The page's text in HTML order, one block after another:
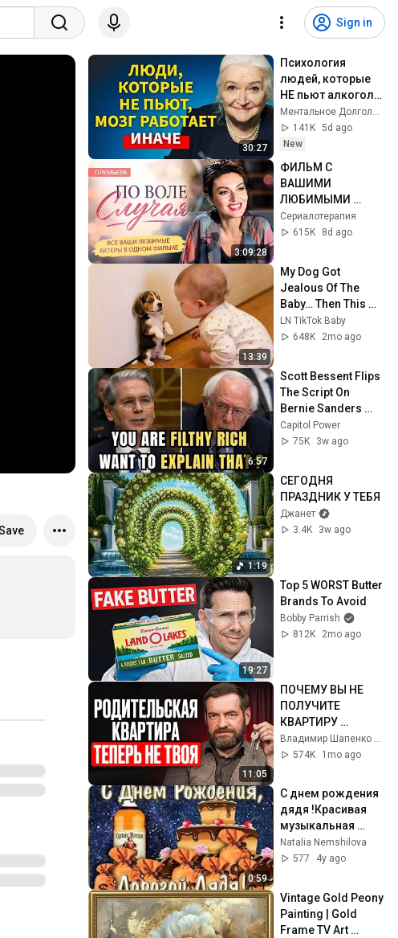
Sign in
30:27
Психология
людей, которые
НЕ пьют алкоголь
(согласно
нейронауке) |
Татьяна
Ментальное Долголетие and 2 more
141K 5d ago
New
3:09:28
ФИЛЬМ С
ВАШИМИ
ЛЮБИМЫМИ
АКТЕРАМИ❤️ |
ЗАХВАТЫВАЮЩАЯ
Сериалотерапия
615K
8d ago
13:39
My Dog Got
Jealous Of The
Baby… Then This
Happened 😂🐶
LN TikTok Baby
648K
2mo ago
6:57
Scott Bessent Flips
The Script On
Bernie Sanders
With One Biden
Question
Capitol Power
75K
3w ago
1:19
СЕГОДНЯ
ПРАЗДНИК У ТЕБЯ
Джанет
3.4K
3w ago
19:27
Top 5 WORST Butter
Brands To Avoid
Bobby Parrish
812K
2mo ago
11:05
ПОЧЕМУ ВЫ НЕ
ПОЛУЧИТЕ
КВАРТИРУ
РОДИТЕЛЕЙ?
Новые правила
году
574K
1mo ago
0:59
С днем рождения
дядя !Красивая
музыкальная
открытка с днем
рождения дядя !
Natalia Nemshilova
577
4y ago
Vintage Gold Peony
Painting | Gold
Frame TV Art